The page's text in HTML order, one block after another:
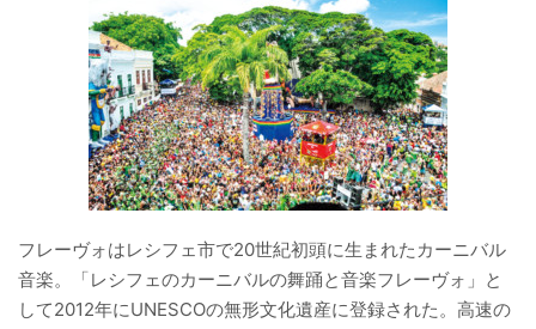
フレーヴォはレシフェ市で20世紀初頭に生まれたカーニバル
音楽。「レシフェのカーニバルの舞踊と音楽フレーヴォ」と
して2012年にUNESCOの無形文化遺産に登録された。高速の